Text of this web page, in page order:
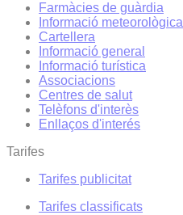
Farmàcies de guàrdia
Informació meteorològica
Cartellera
Informació general
Informació turística
Associacions
Centres de salut
Telèfons d'interès
Enllaços d'interés
Tarifes
Tarifes publicitat
Tarifes classificats